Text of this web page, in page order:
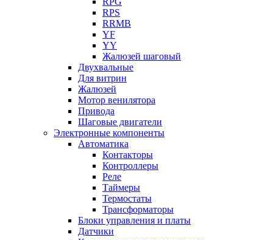
RPS
RRMB
YF
YY
Жалюзей шаговый
Двухвальные
Для витрин
Жалюзей
Мотор венилятора
Привода
Шаговые двигатели
Электронные компоненты
Автоматика
Контакторы
Контроллеры
Реле
Таймеры
Термостаты
Трансформаторы
Блоки управления и платы
Датчики